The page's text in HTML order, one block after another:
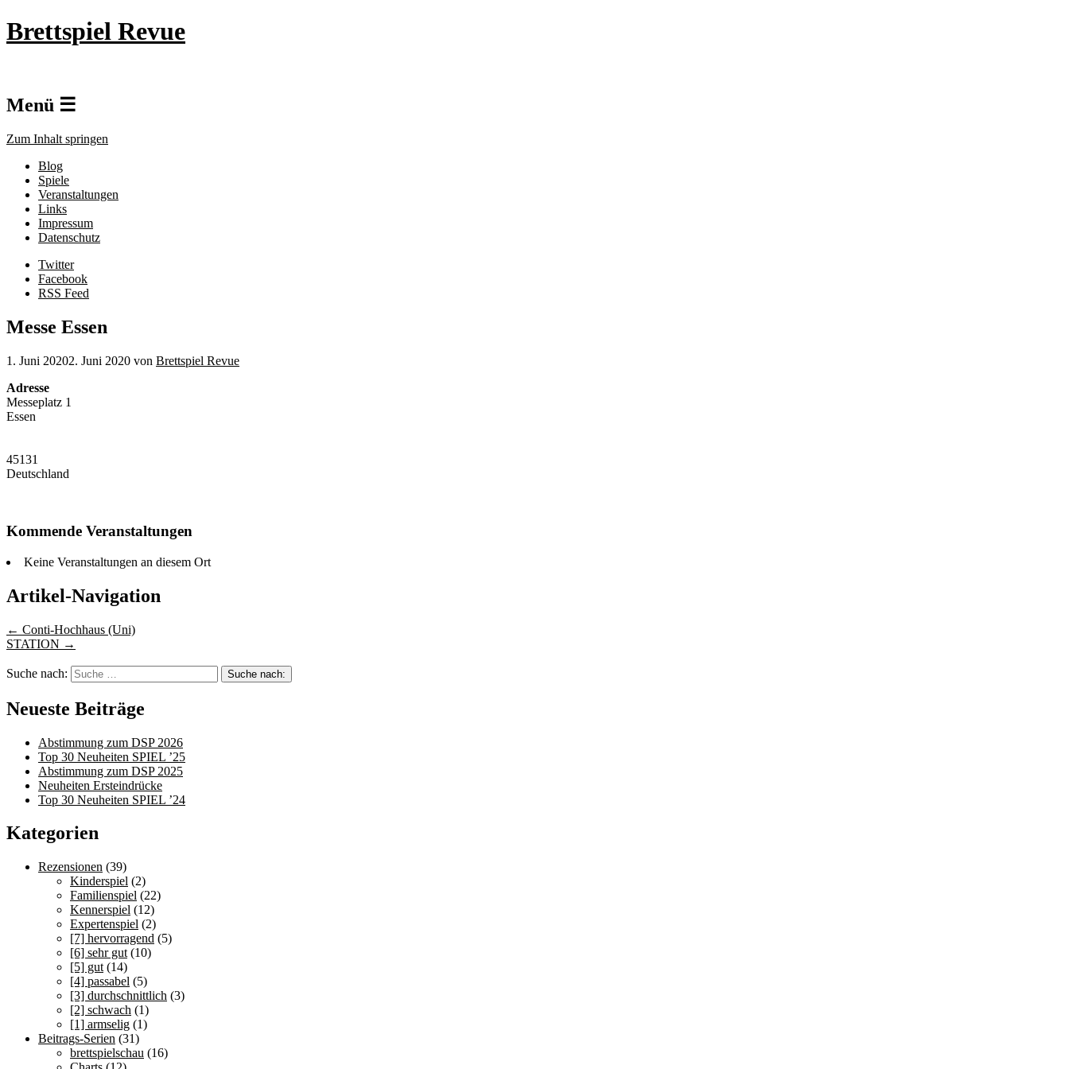
Brettspiel Revue
Menü ☰
Zum Inhalt springen
Blog
Spiele
Veranstaltungen
Links
Impressum
Datenschutz
Twitter
Facebook
RSS Feed
Messe Essen
1. Juni 20202. Juni 2020 von Brettspiel Revue
Adresse
Messeplatz 1
Essen
45131
Deutschland
Kommende Veranstaltungen
Keine Veranstaltungen an diesem Ort
Artikel-Navigation
← Conti-Hochhaus (Uni)
STATION →
Suche nach:
Neueste Beiträge
Abstimmung zum DSP 2026
Top 30 Neuheiten SPIEL ’25
Abstimmung zum DSP 2025
Neuheiten Ersteindrücke
Top 30 Neuheiten SPIEL ’24
Kategorien
Rezensionen (39)
Kinderspiel (2)
Familienspiel (22)
Kennerspiel (12)
Expertenspiel (2)
[7] hervorragend (5)
[6] sehr gut (10)
[5] gut (14)
[4] passabel (5)
[3] durchschnittlich (3)
[2] schwach (1)
[1] armselig (1)
Beitrags-Serien (31)
brettspielschau (16)